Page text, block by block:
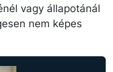
vagy állapotánál
nem képes